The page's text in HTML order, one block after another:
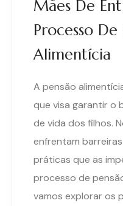
Mães De
Processo De
Alimentícia
A pensão
que visa garantir o
de vida dos filhos.
enfrentam
práticas que as
processo de
vamos explorar os